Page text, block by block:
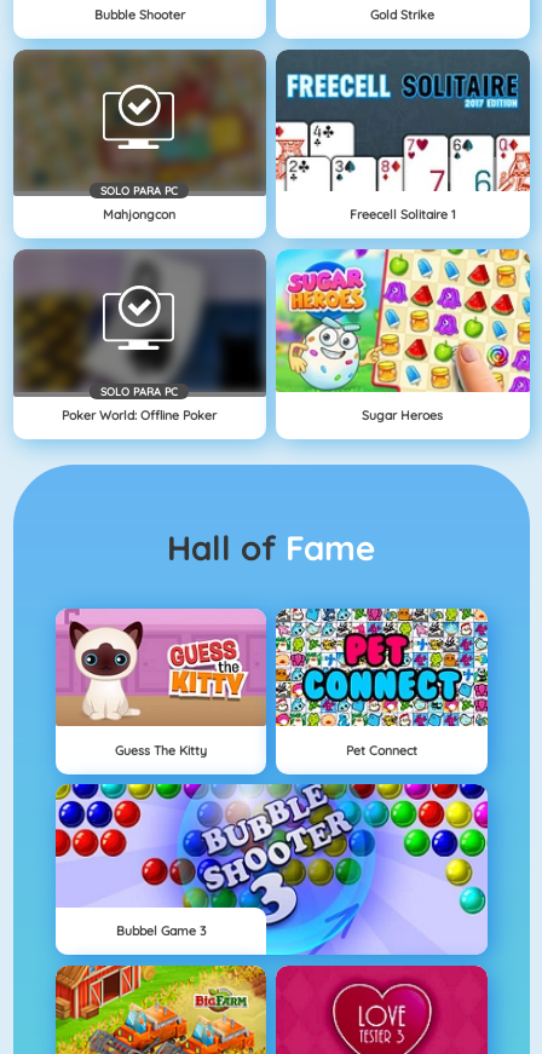
Bubble Shooter Gold Strike
SOLO PARA PC
Mahjongcon Freecell Solitaire 1
SOLO PARA PC
Poker World: Offline Poker Sugar Heroes
Hall of Fame
Guess The Kitty Pet Connect
Bubbel Game 3